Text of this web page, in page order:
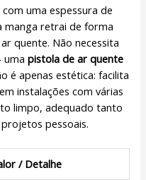
com uma espessura de
manga retrai de forma
quente. Não necessita
umapistola de ar quente
é apenas estética: facilita
instalações com várias
limpo, adequado tanto
pessoais.
/ Detalhe